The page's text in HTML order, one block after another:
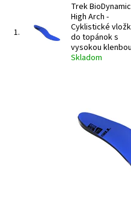
1.
Trek BioDynamic
High Arch -
Cyklistické
do topánok s
vysokou klenbou
Skladom
BioDynamic High Arch
dosiahnete maximálnu